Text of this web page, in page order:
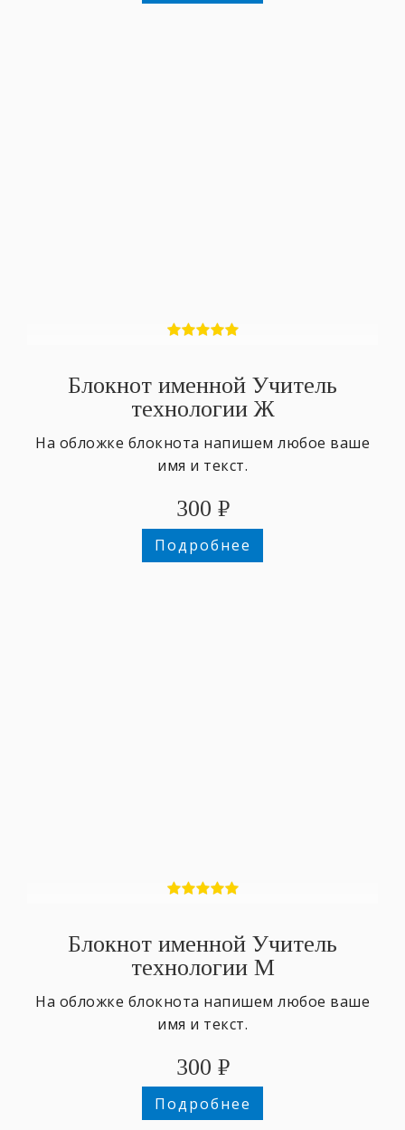
Блокнот именной Учитель
технологии Ж
На обложке блокнота напишем любое ваше
имя и текст.
300 ₽
Подробнее
Блокнот именной Учитель
технологии М
На обложке блокнота напишем любое ваше
имя и текст.
300 ₽
Подробнее